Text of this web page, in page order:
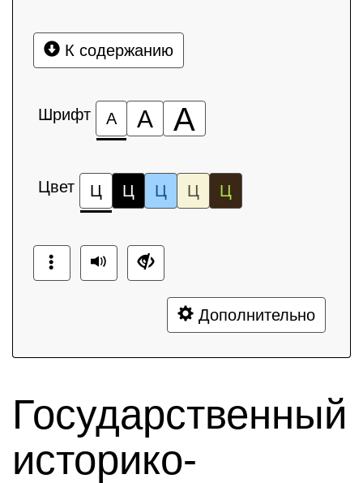
К содержанию
Шрифт А А А
Цвет Ц Ц Ц Ц Ц
Дополнительно
Государственный
историко-